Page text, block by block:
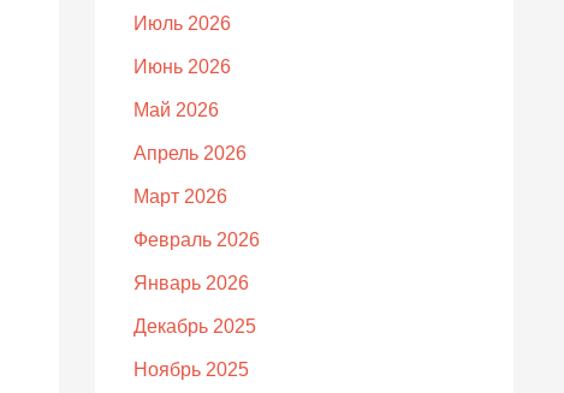
Июль 2026
Июнь 2026
Май 2026
Апрель 2026
Март 2026
Февраль 2026
Январь 2026
Декабрь 2025
Ноябрь 2025